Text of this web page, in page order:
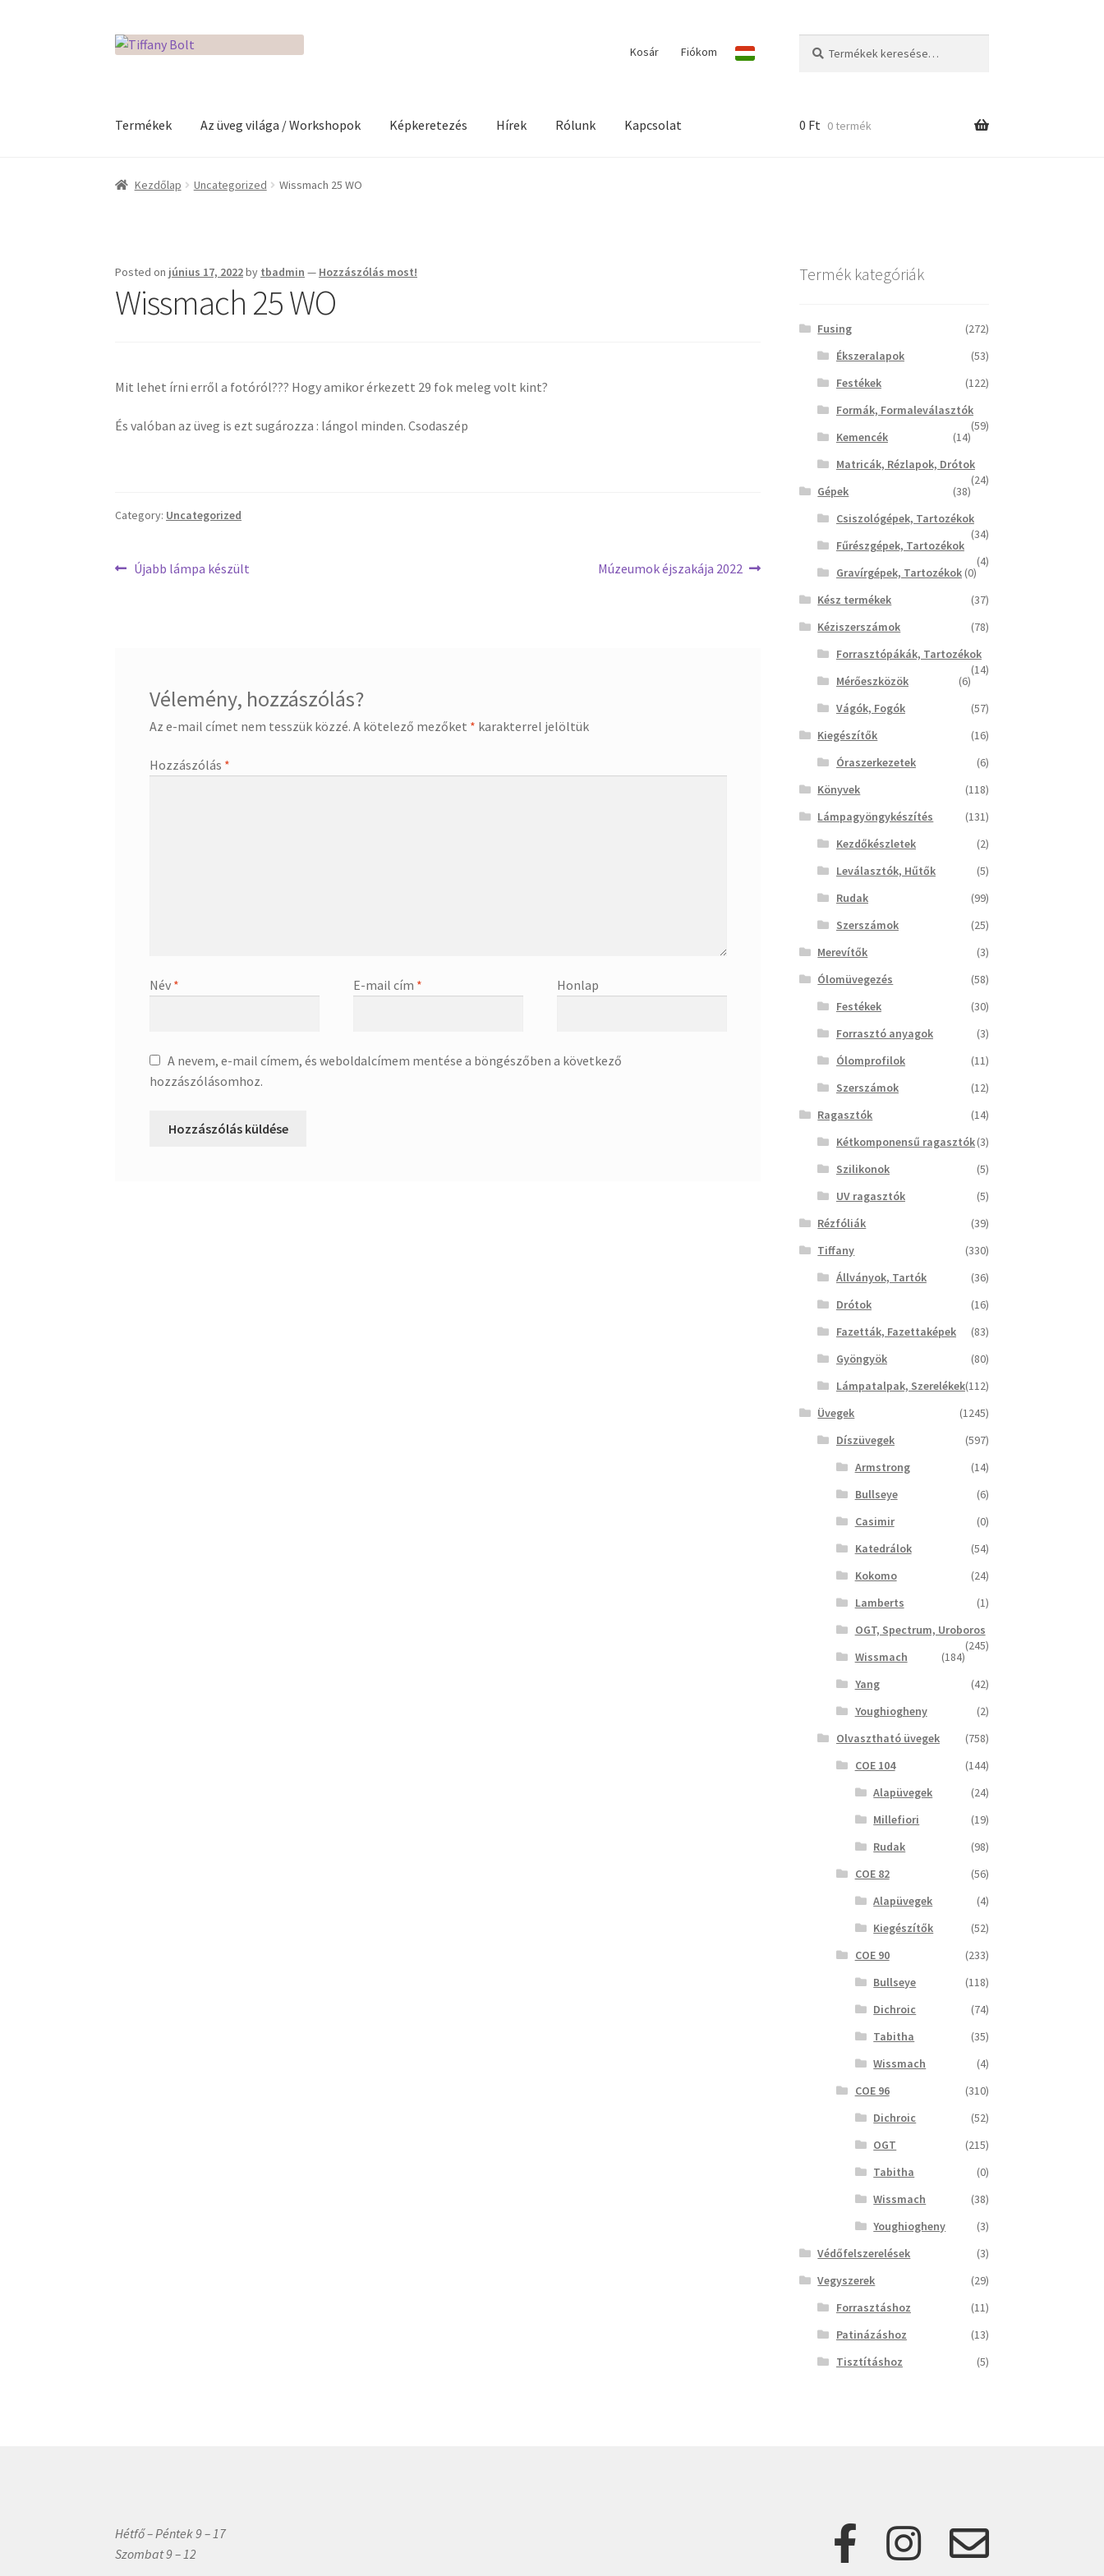
Ugrás
Kilépés
Kosár Fiókom
Termékek Az üveg világa / Workshopok Képkeretezés Hírek Rólunk Kapcsolat
Kezdőlap Adatkezelési tájékoztató Az üveg világa / Workshopok
0 Ft 0 termék
Kezdőlap Uncategorized Wissmach 25 WO
Posted on június 17, 2022by tbadmin — Hozzászólás most!
Wissmach 25 WO
Mit lehet írni erről a fotóról??? Hogy amikor érkezett 29 fok meleg volt kint?
És valóban az üveg is ezt sugározza : lángol minden. Csodaszép
Category: Uncategorized
Bejegyzés
Previous
Újabb lámpa készült
Next
Múzeumok éjszakája 2022
Vélemény, hozzászólás?
Az e-mail címet nem tesszük közzé. A kötelező mezőket * karakterrel jelöltük
Hozzászólás *
Név * E-mail cím * Honlap
A nevem, e-mail címem, és weboldalcímem mentése a böngészőben a következő
hozzászólásomhoz.
Termék kategóriák
Fusing
(272)
Ékszeralapok
(53)
Festékek
(122)
Formák, Formaleválasztók
(59)
Kemencék
(14)
Matricák, Rézlapok, Drótok
(24)
Gépek
(38)
Csiszológépek, Tartozékok
(34)
Fűrészgépek, Tartozékok
(4)
Gravírgépek, Tartozékok (0)
Kész termékek
(37)
Kéziszerszámok
(78)
Forrasztópákák, Tartozékok
(14)
Mérőeszközök
(6)
Vágók, Fogók
(57)
Kiegészítők
(16)
Óraszerkezetek
(6)
Könyvek
(118)
Lámpagyöngykészítés
(131)
Kezdőkészletek
(2)
Leválasztók, Hűtők
(5)
Rudak
(99)
Szerszámok
(25)
Merevítők
(3)
Ólomüvegezés
(58)
Festékek
(30)
Forrasztó anyagok
(3)
Ólomprofilok
(11)
Szerszámok
(12)
Ragasztók
(14)
Kétkomponensű ragasztók(3)
Szilikonok
(5)
UV ragasztók
(5)
Rézfóliák
(39)
Tiffany
(330)
Állványok, Tartók
(36)
Drótok
(16)
Fazetták, Fazettaképek
(83)
Gyöngyök
(80)
Lámpatalpak, Szerelékek(112)
Üvegek
(1245)
Díszüvegek
(597)
Armstrong
(14)
Bullseye
(6)
Casimir
(0)
Katedrálok
(54)
Kokomo
(24)
Lamberts
(1)
OGT, Spectrum, Uroboros
(245)
Wissmach
(184)
Yang
(42)
Youghiogheny
(2)
Olvasztható üvegek
(758)
COE 104
(144)
Alapüvegek
(24)
Millefiori
(19)
Rudak
(98)
COE 82
(56)
Alapüvegek
(4)
Kiegészítők
(52)
COE 90
(233)
Bullseye
(118)
Dichroic
(74)
Tabitha
(35)
Wissmach
(4)
COE 96
(310)
Dichroic
(52)
OGT
(215)
Tabitha
(0)
Wissmach
(38)
Youghiogheny
(3)
Védőfelszerelések
(3)
Vegyszerek
(29)
Forrasztáshoz
(11)
Patinázáshoz
(13)
Tisztításhoz
(5)
Hétfő – Péntek 9 – 17
Szombat 9 – 12